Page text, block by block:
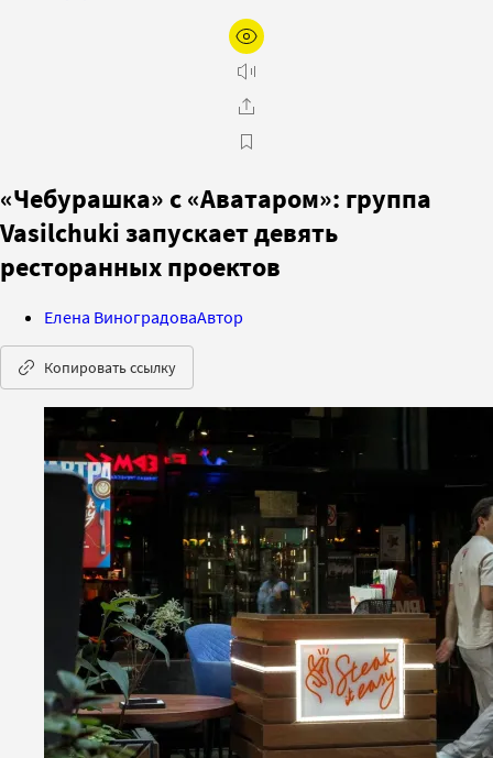
«Чебурашка» с «Аватаром»: группа
Vasilchuki запускает девять
ресторанных проектов
Елена ВиноградоваАвтор
Копировать ссылку